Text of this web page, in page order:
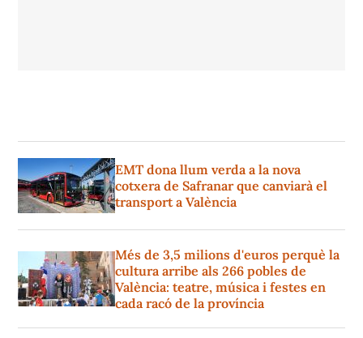
EMT dona llum verda a la nova
cotxera de Safranar que canviarà el
transport a València
Més de 3,5 milions d'euros perquè la
cultura arribe als 266 pobles de
València: teatre, música i festes en
cada racó de la província